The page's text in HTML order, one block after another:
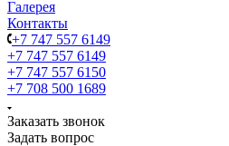
Галерея
Контакты
+7 747 557 6149
+7 747 557 6149
+7 747 557 6150
+7 708 500 1689
Заказать звонок
Задать вопрос